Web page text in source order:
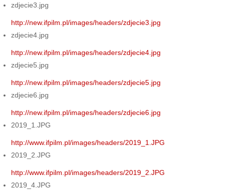
zdjecie3.jpg
http://new.ifpilm.pl/images/headers/zdjecie3.jpg
zdjecie4.jpg
http://new.ifpilm.pl/images/headers/zdjecie4.jpg
zdjecie5.jpg
http://new.ifpilm.pl/images/headers/zdjecie5.jpg
zdjecie6.jpg
http://new.ifpilm.pl/images/headers/zdjecie6.jpg
2019_1.JPG
http://www.ifpilm.pl/images/headers/2019_1.JPG
2019_2.JPG
http://www.ifpilm.pl/images/headers/2019_2.JPG
2019_4.JPG